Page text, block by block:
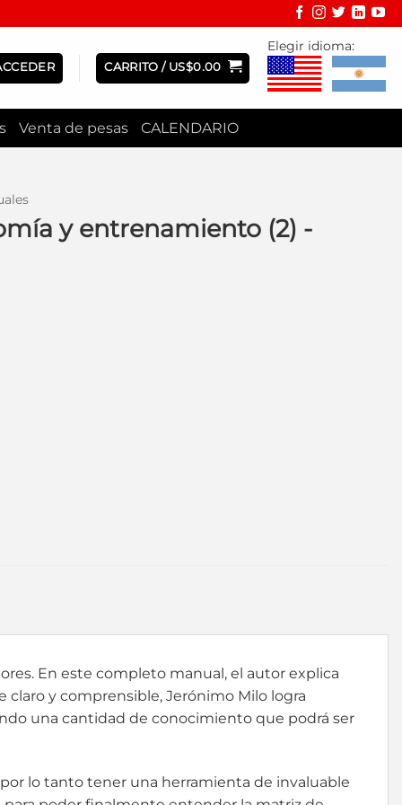
CARRITO / US$0.00
Elegir idioma:
Venta de pesas CALENDARIO
y entrenamiento (2) -
En este completo manual, el autor explica
y comprensible, Jerónimo Milo logra
una cantidad de conocimiento que podrá ser
lo tanto tener una herramienta de invaluable